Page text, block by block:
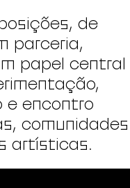
de
parceria,
papel central
e encontro
comunidades
artísticas.